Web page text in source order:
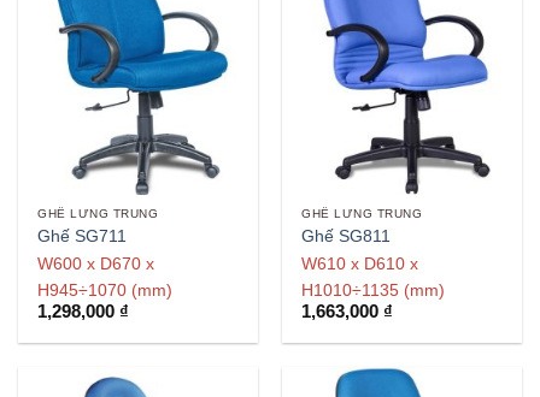
GHẾ LƯNG TRUNG
Ghế SG711
W600 x D670 x
H945÷1070 (mm)
1,298,000 ₫
GHẾ LƯNG TRUNG
Ghế SG811
W610 x D610 x
H1010÷1135 (mm)
1,663,000 ₫